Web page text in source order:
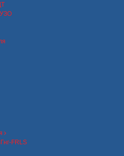
УЗО
FRLS